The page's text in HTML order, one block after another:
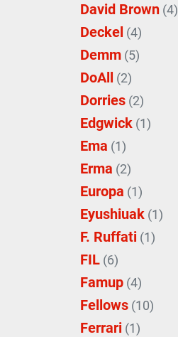
David Brown (4)
Deckel (4)
Demm (5)
DoAll (2)
Dorries (2)
Edgwick (1)
Ema (1)
Erma (2)
Europa (1)
Eyushiuak (1)
F. Ruffati (1)
FIL (6)
Famup (4)
Fellows (10)
Ferrari (1)